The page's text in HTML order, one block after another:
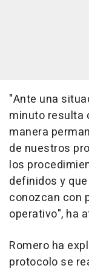
"Ante una
minuto resulta
manera
de nuestros
los
definidos y
conozcan con
operativo", ha
Romero ha
protocolo se